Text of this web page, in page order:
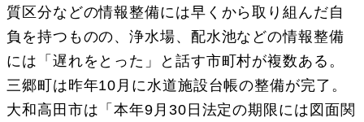
質区分などの情報整備には早くから取り組んだ自
負を持つものの、浄水場、配水池などの情報整備
には「遅れをとった」と話す市町村が複数ある。
三郷町は昨年10月に水道施設台帳の整備が完了。
大和高田市は「本年9月30日法定の期限には図面関